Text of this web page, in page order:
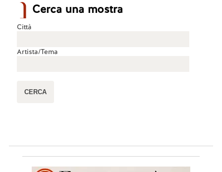
Cerca una mostra
Città
Artista/Tema